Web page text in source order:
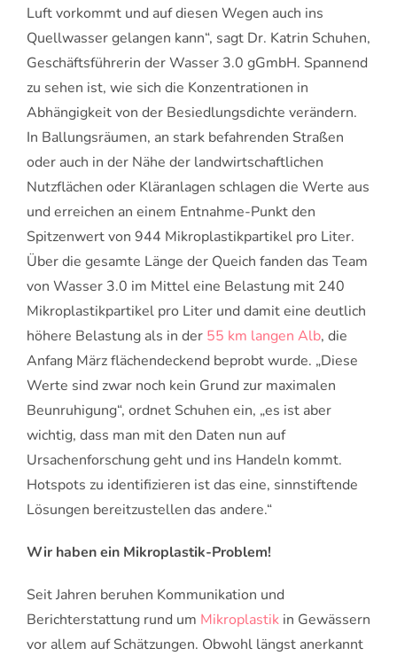
Luft vorkommt und auf diesen Wegen auch ins
Quellwasser gelangen kann“, sagt Dr. Katrin Schuhen,
Geschäftsführerin der Wasser 3.0 gGmbH. Spannend
zu sehen ist, wie sich die Konzentrationen in
Abhängigkeit von der Besiedlungsdichte verändern.
In Ballungsräumen, an stark befahrenden Straßen
oder auch in der Nähe der landwirtschaftlichen
Nutzflächen oder Kläranlagen schlagen die Werte aus
und erreichen an einem Entnahme-Punkt den
Spitzenwert von 944 Mikroplastikpartikel pro Liter.
Über die gesamte Länge der Queich fanden das Team
von Wasser 3.0 im Mittel eine Belastung mit 240
Mikroplastikpartikel pro Liter und damit eine deutlich
höhere Belastung als in der 55 km langen Alb, die
Anfang März flächendeckend beprobt wurde. „Diese
Werte sind zwar noch kein Grund zur maximalen
Beunruhigung“, ordnet Schuhen ein, „es ist aber
wichtig, dass man mit den Daten nun auf
Ursachenforschung geht und ins Handeln kommt.
Hotspots zu identifizieren ist das eine, sinnstiftende
Lösungen bereitzustellen das andere.“
Wir haben ein Mikroplastik-Problem!
Seit Jahren beruhen Kommunikation und
Berichterstattung rund um Mikroplastik in Gewässern
vor allem auf Schätzungen. Obwohl längst anerkannt